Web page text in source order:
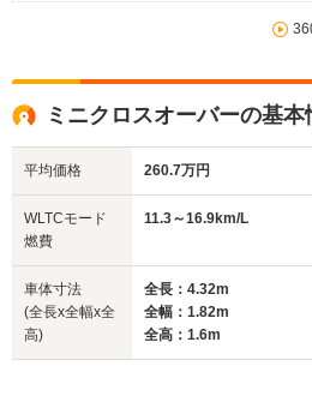
ミニクロスオーバーの基本
平均価格 260.7万円
WLTCモード
燃費
11.3～16.9km/L
車体寸法
(全長x全幅x全
高)
全長：4.32m
全幅：1.82m
全高：1.6m